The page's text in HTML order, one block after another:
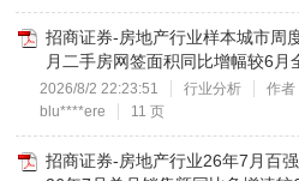
招商证券-房地产行业样本城市周
月二手房网签面积同比增幅较6月
2026/8/2 22:23:51 行业分析 作者
blu****ere
11 页
招商证券-房地产行业26年7月百